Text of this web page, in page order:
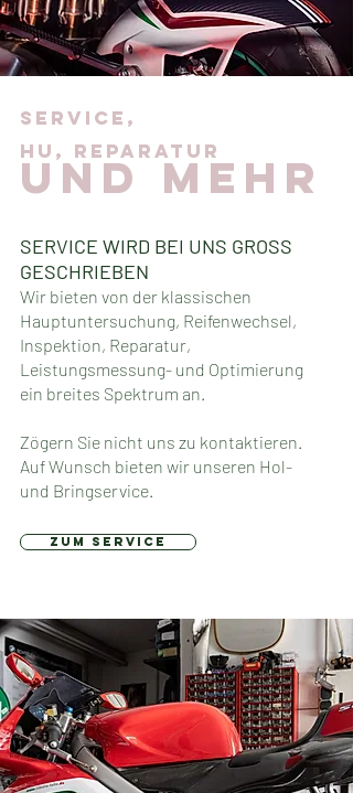
Service,
hu, reparatur
und mehr
SERVICE WIRD BEI UNS GROSS
GESCHRIEBEN
Wir bieten von der klassischen
Hauptuntersuchung, Reifenwechsel,
Inspektion, Reparatur,
Leistungsmessung- und Optimierung
ein breites Spektrum an.
Zögern Sie nicht uns zu kontaktieren.
Auf Wunsch bieten wir unseren Hol-
und Bringservice.
zum service